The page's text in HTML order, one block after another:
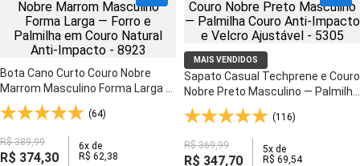
Bota Cano Curto Couro Nobre
Marrom Masculino Forma Larga —
Forro e Palmilha em Couro Natural
Anti-Impacto - 8923
(64)
R$ 389,99
R$ 374,30
6x de
R$ 62,38
MAIS VENDIDOS
Sapato Casual Techprene e Couro
Nobre Preto Masculino — Palmilha
Couro Anti-Impacto e Velcro
Ajustável - 5305
(116)
R$ 369,99
R$ 347,70
5x de
R$ 69,54